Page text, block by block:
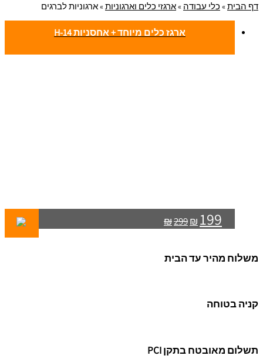
דף הבית» כלי עבודה »ארגזי כלים וארגוניות»ארגוניות לברגים
ארגז כלים מיוחד + אחסניות H-14
₪299₪ 199
משלוח מהיר עד הבית
קניה בטוחה
תשלום מאובטח בתקן PCI